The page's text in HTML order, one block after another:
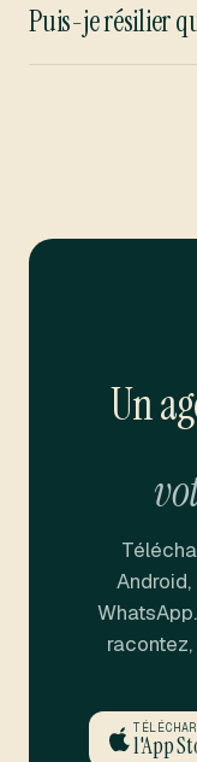
Puis-je résilier
Un
l'App